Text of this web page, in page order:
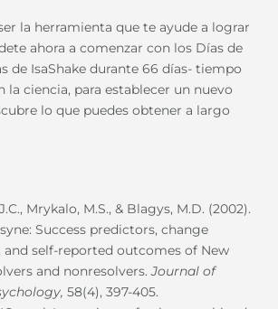
la herramienta que te ayude a lograr
ahora a comenzar con los Días de
de IsaShake durante 66 días- tiempo
la ciencia, para establecer un nuevo
lo que puedes obtener a largo
Mrykalo, M.S., & Blagys, M.D. (2002).
Success predictors, change
and self-reported outcomes of New
and nonresolvers.Journal of
58(4), 397-405.